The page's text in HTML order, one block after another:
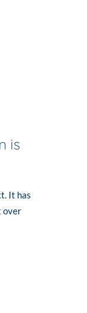
is
It has
over